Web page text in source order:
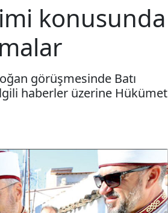
konusunda
görüşmesinde Batı
haberler üzerine Hükümet